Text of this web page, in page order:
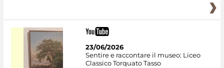
23/06/2026
Sentire e raccontare il museo: Liceo
Classico Torquato Tasso